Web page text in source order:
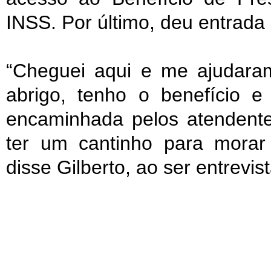
INSS. Por último, deu
“Cheguei aqui e me
abrigo, tenho o benefício
encaminhada pelos
ter um cantinho para morar
disse Gilberto, ao ser